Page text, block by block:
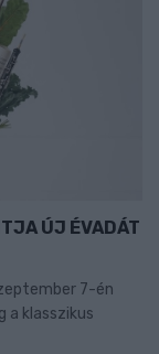
ÚJ ÉVADÁT
7-én
a klasszikus